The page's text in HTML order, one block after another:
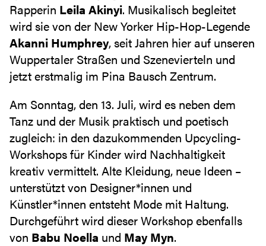
Rapperin Leila Akinyi. Musikalisch begleitet
wird sie von der New Yorker Hip-Hop-Legende
Akanni Humphrey, seit Jahren hier auf unseren
Wuppertaler Straßen und Szenevierteln und
jetzt erstmalig im Pina Bausch Zentrum.
Am Sonntag, den 13. Juli, wird es neben dem
Tanz und der Musik praktisch und poetisch
zugleich: in den dazukommenden Upcycling-
Workshops für Kinder wird Nachhaltigkeit
kreativ vermittelt. Alte Kleidung, neue Ideen –
unterstützt von Designer*innen und
Künstler*innen entsteht Mode mit Haltung.
Durchgeführt wird dieser Workshop ebenfalls
von Babu Noella und May Myn.